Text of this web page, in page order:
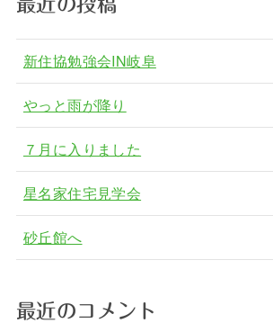
新住協勉強会IN岐阜
やっと雨が降り
７月に入りました
星名家住宅見学会
砂丘館へ
最近のコメント